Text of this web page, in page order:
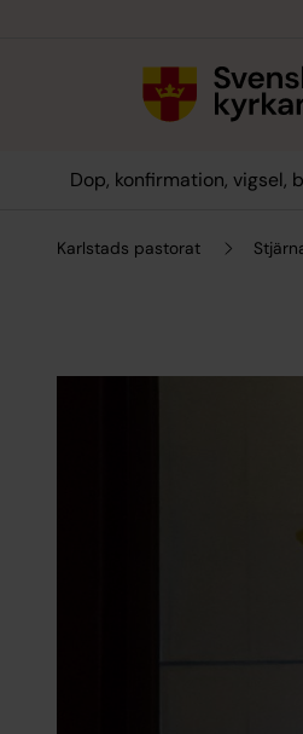
Dop, konfirmation, vigsel,
Karlstads pastorat